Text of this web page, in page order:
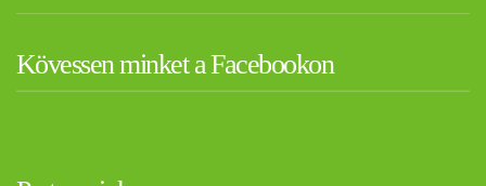
Kövessen minket a Facebookon